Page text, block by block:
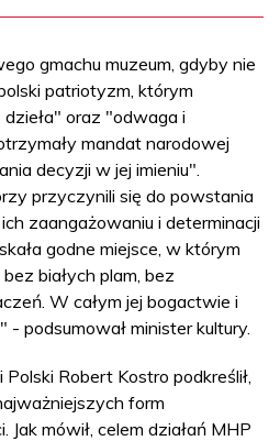
gmachu muzeum, gdyby nie
patriotyzm, którym
oraz "odwaga i
mandat narodowej
decyzji w jej imieniu".
przyczynili się do powstania
zaangażowaniu i determinacji
godne miejsce, w którym
białych plam, bez
W całym jej bogactwie i
podsumował minister kultury.
Robert Kostro podkreślił,
form
mówił, celem działań MHP